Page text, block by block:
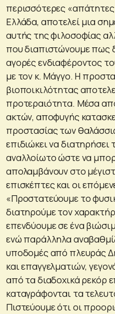
περισσότερες
Ελλάδα, αποτελεί μια
αυτής της φιλοσοφίας
που διαπιστώνουμε πως
αγορές ενδιαφέροντος
με τον κ. Μάγγο. Η
βιοποικιλότητας
προτεραιότητα. Μέσα
ακτών, αποφυγής
προστασίας των
επιδιώκει να
αναλλοίωτο ώστε να
απολαμβάνουν στο
επισκέπτες και οι
«Προστατεύουμε το
διατηρούμε τον
επενδύουμε σε ένα
ενώ παράλληλα
υποδομές από πλευράς
και επαγγελματιών,
από τα διαδοχικά ρεκόρ
καταγράφονται τα
Πιστεύουμε ότι οι